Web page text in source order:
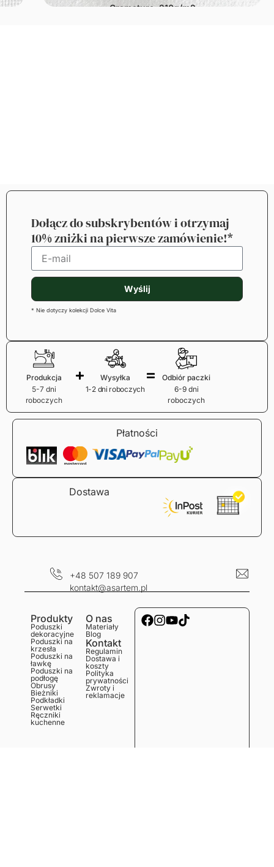
10% zniżki na pierwsze zamówienie!*
Wyślij
* Nie dotyczy kolekcji Dolce Vita
Produkcja
5-7 dni
roboczych
Wysyłka
1-2 dni roboczych
Odbiór paczki
6-9 dni
roboczych
Płatności
Dostawa
kontakt@asartem.pl
Poduszki
dekoracyjne
Poduszki na
krzesła
Poduszki na
ławkę
Poduszki na
podłogę
Obrusy
Bieżniki
Podkładki
Serwetki
Ręczniki
kuchenne
Materiały
Blog
Kontakt
Regulamin
Dostawa i
koszty
Polityka
prywatności
Zwroty i
reklamacje